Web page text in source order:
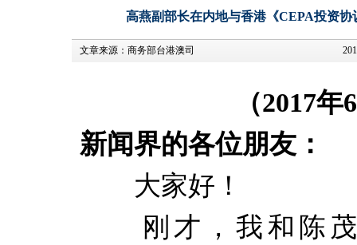
高燕副部长在内地与香港《CEPA投资
文章来源： 商务部台港澳司
（2017
新闻界的各位朋友：
大家好！
刚才，我和陈茂